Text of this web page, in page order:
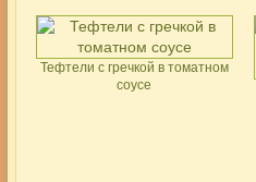
Тефтели с гречкой в томатном
соусе